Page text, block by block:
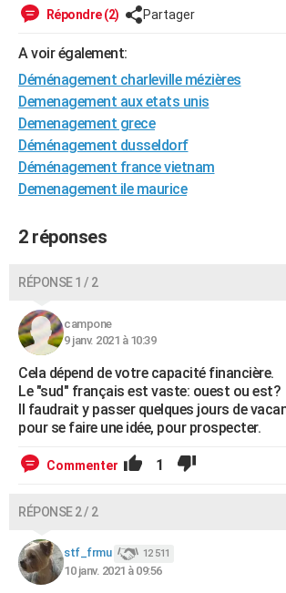
Destinations
City break
Voyage nature
Voyage de noces
Forum
Climat
PHOTO
GUIDES D'ACHAT
BONS PLANS
CARTE DE VOEUX
Carte de Noël
Carte Bonne année
Carte Saint-Valentin
Carte Pâques
Carte d'anniversaire
DICTIONNAIRE
Dictionnaire
Biographies
Citations
Expressions
Proverbes
PROGRAMME TV
COPAINS D'AVANT
FORUM
Bricolage
Lifestyle
Culture
Sport
Auto
Television
Voyage
Cinema
Répondre (2) Partager
A voir également:
Déménagement charleville mézières
Demenagement aux etats unis​
Demenagement grece
Déménagement dusseldorf
Déménagement france vietnam
Demenagement ile maurice​
2 réponses
RÉPONSE 1 / 2
campone
9 janv. 2021 à 10:39
Cela dépend de votre capacité financière.
Le "sud" français est vaste: ouest ou est?
Il faudrait y passer quelques jours de
pour se faire une idée, pour prospecter.
Commenter 1
RÉPONSE 2 / 2
stf_frmu 12 511
10 janv. 2021 à 09:56